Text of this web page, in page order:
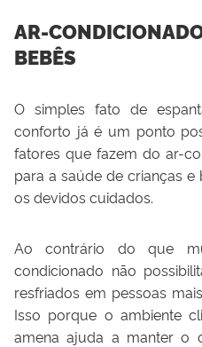
AR-
BEBÊS
O simples fato de
conforto já é um ponto
fatores que fazem do ar-
para a saúde de crianças
os devidos cuidados.
Ao contrário do que
condicionado não
resfriados em pessoas
Isso porque o ambiente
amena ajuda a manter o